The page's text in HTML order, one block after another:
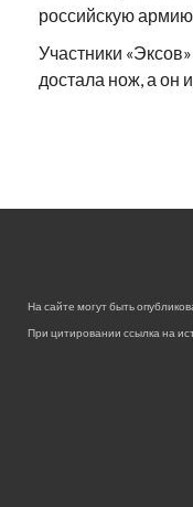
российскую армию
Участники
достала нож, а он
На сайте могут быть
При цитировании ссылка на